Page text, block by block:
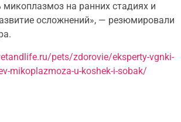
на ранних стадиях и
осложнений», — резюмировали
pets/zdorovie/eksperty-vgnki-
mikoplazmoza-u-koshek-i-sobak/